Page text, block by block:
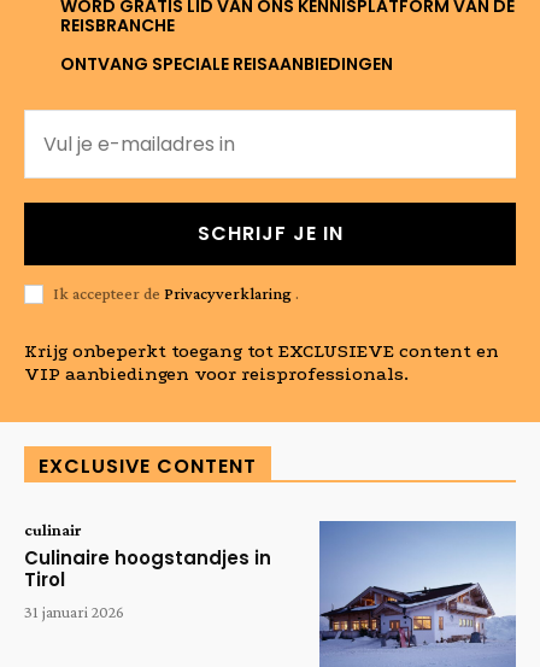
WORD GRATIS LID VAN ONS KENNISPLATFORM VAN DE
REISBRANCHE
ONTVANG SPECIALE REISAANBIEDINGEN
SCHRIJF JE IN
Ik accepteer de Privacyverklaring .
Krijg onbeperkt toegang tot EXCLUSIEVE content en
VIP aanbiedingen voor reisprofessionals.
EXCLUSIVE CONTENT
culinair
Culinaire hoogstandjes in
Tirol
31 januari 2026